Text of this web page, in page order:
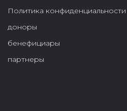
Политика конфиденциальности
доноры
бенефициары
партнеры